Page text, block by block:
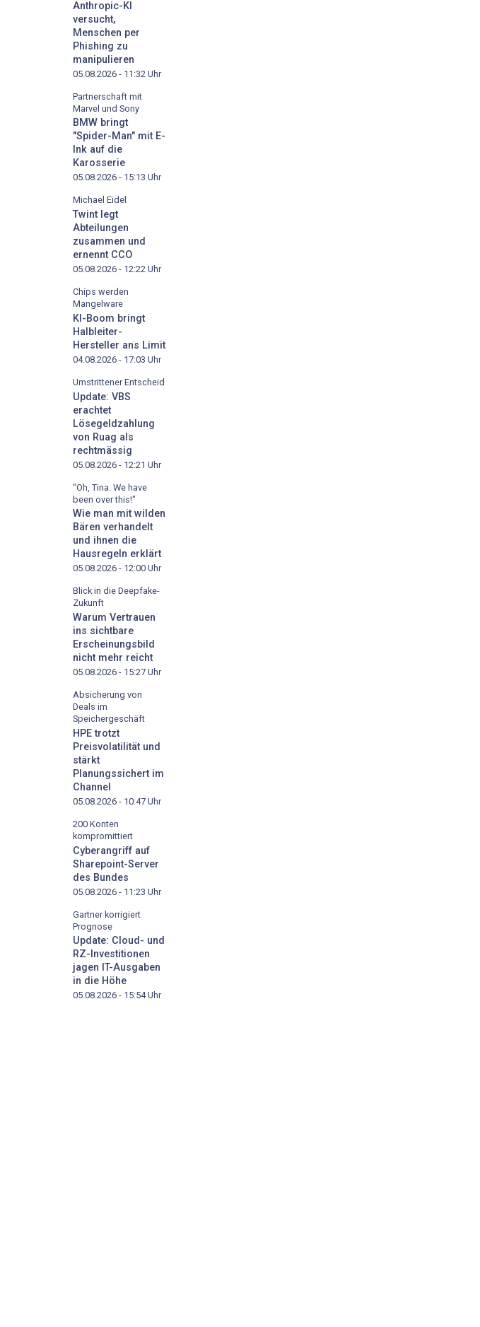
Anthropic-KI
versucht,
Menschen per
Phishing zu
manipulieren
05.08.2026 - 11:32 Uhr
Partnerschaft mit
Marvel und Sony
BMW bringt
"Spider-Man" mit E-
Ink auf die
Karosserie
05.08.2026 - 15:13 Uhr
Michael Eidel
Twint legt
Abteilungen
zusammen und
ernennt CCO
05.08.2026 - 12:22 Uhr
Chips werden
Mangelware
KI-Boom bringt
Halbleiter-
Hersteller ans Limit
04.08.2026 - 17:03 Uhr
Umstrittener Entscheid
Update: VBS
erachtet
Lösegeldzahlung
von Ruag als
rechtmässig
05.08.2026 - 12:21 Uhr
"Oh, Tina. We have
been over this!"
Wie man mit wilden
Bären verhandelt
und ihnen die
Hausregeln erklärt
05.08.2026 - 12:00 Uhr
Blick in die Deepfake-
Zukunft
Warum Vertrauen
ins sichtbare
Erscheinungsbild
nicht mehr reicht
05.08.2026 - 15:27 Uhr
Absicherung von
Deals im
Speichergeschäft
HPE trotzt
Preisvolatilität und
stärkt
Planungssichert im
Channel
05.08.2026 - 10:47 Uhr
200 Konten
kompromittiert
Cyberangriff auf
Sharepoint-Server
des Bundes
05.08.2026 - 11:23 Uhr
Gartner korrigiert
Prognose
Update: Cloud- und
RZ-Investitionen
jagen IT-Ausgaben
in die Höhe
05.08.2026 - 15:54Uhr